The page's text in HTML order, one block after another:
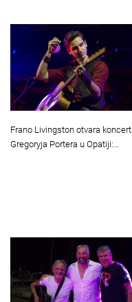
Frano Livingston otvara koncert
Gregoryja Portera u Opatiji:…